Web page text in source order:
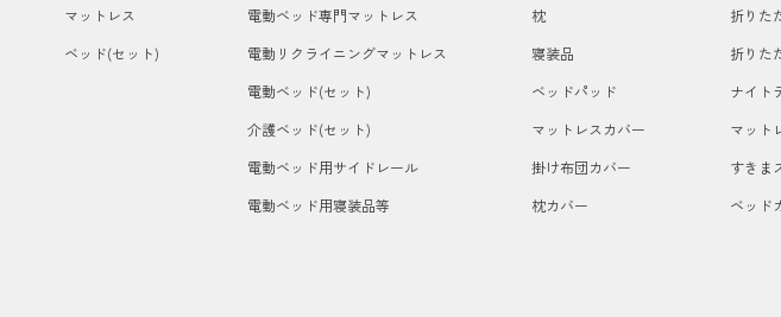
マットレス
ベッド(セット)
電動ベッド専門マットレス
電動リクライニングマットレス
電動ベッド(セット)
介護ベッド(セット)
電動ベッド用サイドレール
電動ベッド用寝装品等
枕
寝装品
ベッドパッド
マットレスカバー
掛け布団カバー
枕カバー
折りた
折りた
ナイト
マット
すきま
ベッド